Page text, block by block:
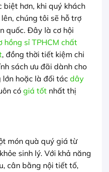
biệt hơn, khi quý khách
chúng tôi sẽ hỗ trợ
quốc. Đây là cơ hội
hồng sỉ TPHCM chất
, đồng thời tiết kiệm chi
sách ưu đãi dành cho
lớn hoặc là đối tác dây
có giá tốt nhất thị
món quà quý giá từ
sinh lý. Với khả năng
cân bằng nội tiết tố,